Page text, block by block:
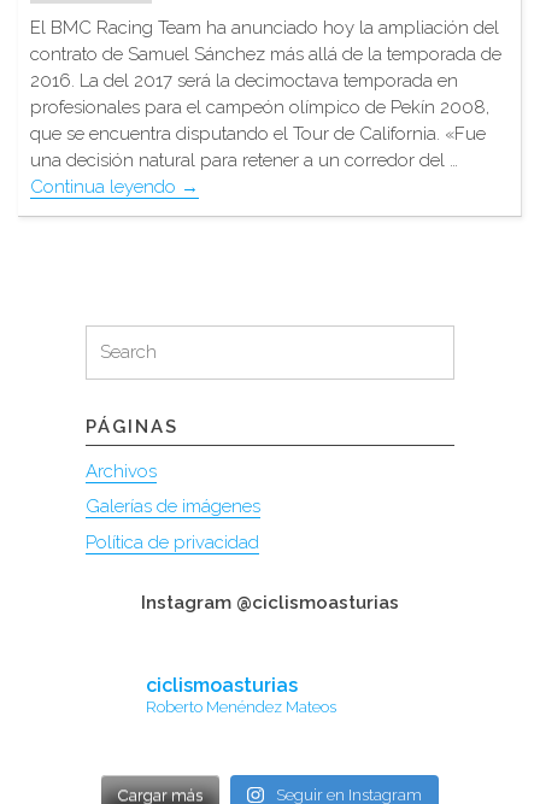
El BMC Racing Team ha anunciado hoy la ampliación del
contrato de Samuel Sánchez más allá de la temporada de
2016. La del 2017 será la decimoctava temporada en
profesionales para el campeón olímpico de Pekín 2008,
que se encuentra disputando el Tour de California. «Fue
una decisión natural para retener a un corredor del …
Continua leyendo "Samu
seguirá
→
for:
Search
PÁGINAS
Archivos
Galerías de imágenes
Política de privacidad
Instagram @ciclismoasturias
ciclismoasturias
Roberto Menéndez Mateos
Cargar más Seguir en Instagram